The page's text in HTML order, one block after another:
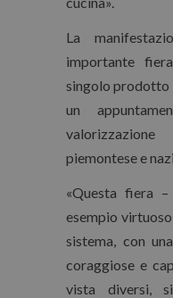
La
importante
singolo prodotto
un
piemontese e
«Questa fiera
esempio virtuos
sistema, con
coraggiose e
vista diversi,